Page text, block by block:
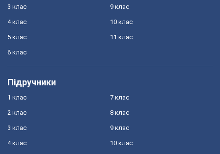
3 клас
4 клас
5 клас
6 клас
9 клас
10 клас
11 клас
Підручники
1 клас
2 клас
3 клас
4 клас
7 клас
8 клас
9 клас
10 клас